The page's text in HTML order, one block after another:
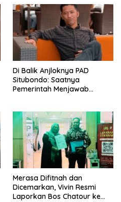
Di Balik Anjloknya PAD
Situbondo: Saatnya
Pemerintah Menjawab
Merasa Difitnah dan
Dicemarkan, Vivin Resmi
Laporkan Bos Chatour ke